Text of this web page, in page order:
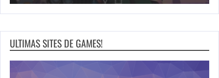
ULTIMAS SITES DE GAMES!